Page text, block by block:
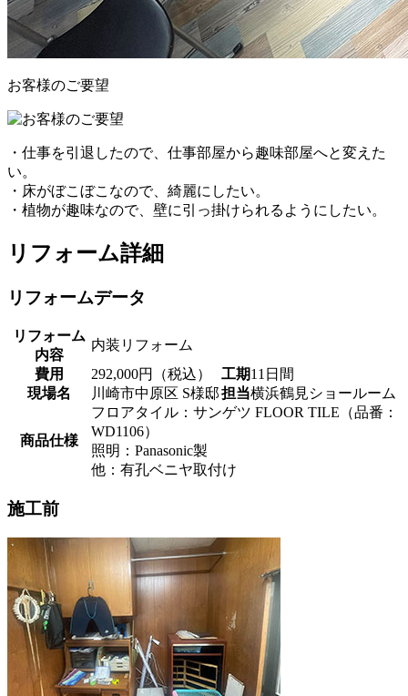
お客様のご要望
・仕事を引退したので、仕事部屋から趣味部屋へと変えた
い。
・床がぼこぼこなので、綺麗にしたい。
・植物が趣味なので、壁に引っ掛けられるようにしたい。
リフォーム詳細
リフォームデータ
リフォーム
内容
内装リフォーム
費用
292,000円（税込） 工期11日間
現場名
川崎市中原区 S様邸担当横浜鶴見ショールーム
商品仕様
フロアタイル：サンゲツ FLOOR TILE（品番：
WD1106）
照明：Panasonic製
他：有孔ベニヤ取付け
施工前